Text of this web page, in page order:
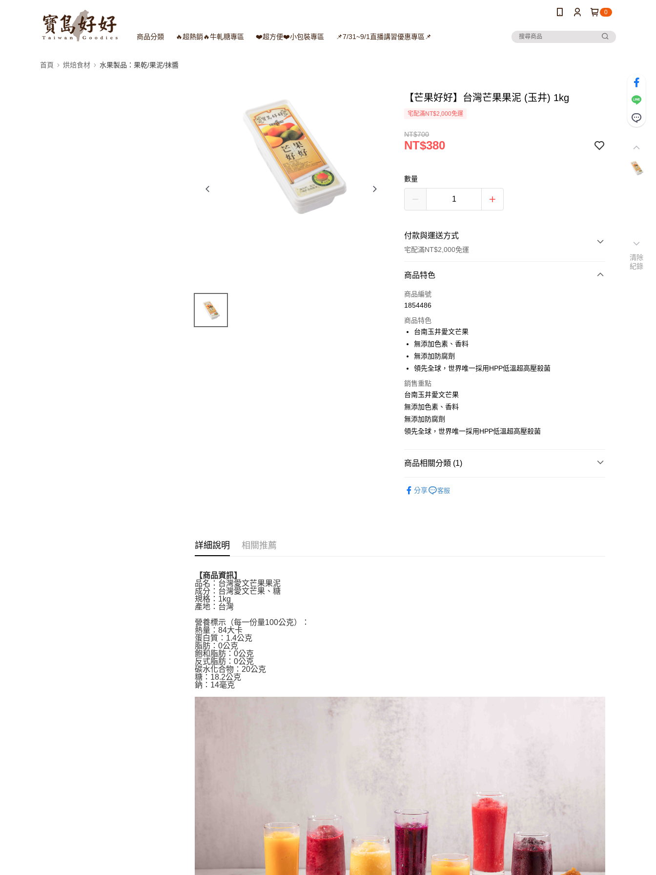
0
商品分類 🔥超熱銷🔥牛軋糖專區 ❤️超方便❤️小包裝專區 📌7/31~9/1直播講習優惠專區📌
首頁 烘焙食材 水果製品：果乾/果泥/抹醬
【芒果好好】台灣芒果果泥 (玉井) 1kg
宅配滿NT$2,000免運
NT$700
NT$380
數量
付款與運送方式
宅配滿NT$2,000免運
付款方式
信用卡一次付款
Apple Pay
街口支付
悠遊付
Google Pay
ATM付款
冷凍宅配
商品特色
商品編號
1854486
商品特色
台南玉井愛文芒果
無添加色素、香料
無添加防腐劑
領先全球，世界唯一採用HPP低溫超高壓殺菌
銷售重點
台南玉井愛文芒果
無添加色素、香料
無添加防腐劑
領先全球，世界唯一採用HPP低溫超高壓殺菌
商品相關分類 (1)
分享
客服
詳細說明 相關推薦
【商品資訊】
品名：台灣愛文芒果果泥
成分：台灣愛文芒果、糖
規格：1kg
產地：台灣
營養標示（每一份量100公克）：
熱量：84大卡
蛋白質：1.4公克
脂肪：0公克
飽和脂肪：0公克
反式脂肪：0公克
碳水化合物：20公克
糖：18.2公克
鈉：14毫克
清除
紀錄